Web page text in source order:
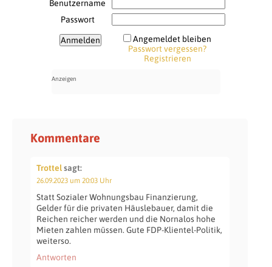
Benutzername
Passwort
Angemeldet bleiben
Passwort vergessen?
Registrieren
Kommentare
Trottelsagt:
26.09.2023 um 20:03 Uhr
Statt Sozialer Wohnungsbau Finanzierung,
Gelder für die privaten Häuslebauer, damit die
Reichen reicher werden und die Nornalos hohe
Mieten zahlen müssen. Gute FDP-Klientel-Politik,
weiterso.
Antworten